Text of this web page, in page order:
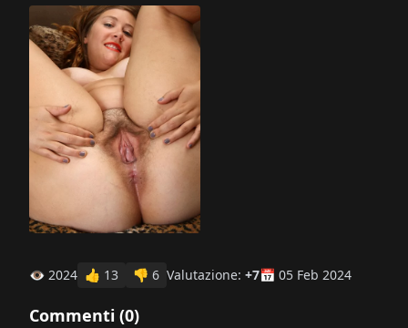
👁 2024 👍 13 👎 6 Valutazione: +7📅 05 Feb 2024
Commenti (0)